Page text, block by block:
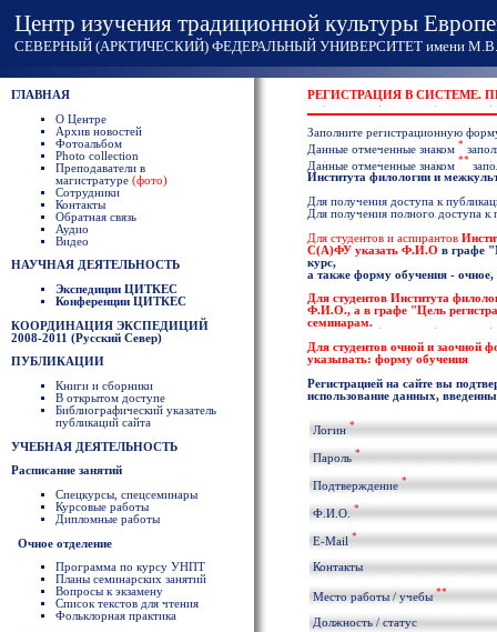
Центр изучения традиционной культуры
СЕВЕРНЫЙ (АРКТИЧЕСКИЙ) ФЕДЕРАЛЬНЫЙ УНИВЕРСИТЕТ имени М.В.
ГЛАВНАЯ
О Центре
Архив новостей
Фотоальбом
Photo collection
Преподаватели в
магистратуре (фото)
Сотрудники
Контакты
Обратная связь
Аудио
Видео
НАУЧНАЯ ДЕЯТЕЛЬНОСТЬ
Экспедиции ЦИТКЕС
Конференции ЦИТКЕС
КООРДИНАЦИЯ ЭКСПЕДИЦИЙ
2008-2011 (Русский Север)
ПУБЛИКАЦИИ
Книги и сборники
В открытом доступе
Библиографический указатель
публикаций сайта
УЧЕБНАЯ ДЕЯТЕЛЬНОСТЬ
Расписание занятий
Спецкурсы, спецсеминары
Курсовые работы
Дипломные работы
Очное отделение
Программа по курсу УНПТ
Планы семинарских занятий
Вопросы к экзамену
Список текстов для чтения
Фольклорная практика
РЕГИСТРАЦИЯ В СИСТЕМЕ.
Заполните регистрационную
Данные отмеченные знаком *
Данные отмеченные знаком **
Института филологии и
Для получения доступа к
Для получения полного доступа к
Для студентов и аспирантов
С(А)ФУ указать Ф.И.О в графе
курс,
а также форму обучения - очное,
Для студентов Института
Ф.И.О., а в графе "Цель
семинарам.
Для студентов очной и
указывать: форму обучения
Регистрацией на сайте вы
использование данных,
Логин *
Пароль *
Подтверждение *
Ф.И.О. *
E-Mail *
Контакты
Место работы / учебы **
Должность / статус